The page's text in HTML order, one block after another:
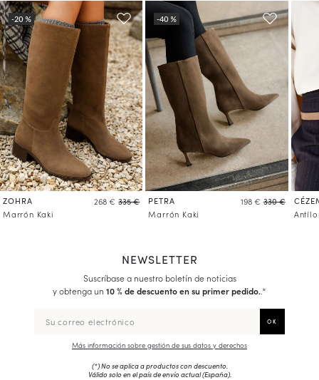
ZOHRA 268 € 335 €
Marrón Kaki
PETRA 198 € 330 €
Marrón Kaki
NEWSLETTER
Suscríbase a nuestro boletín de noticias
y obtenga un 10 % de descuento en su primer pedido..*
Más información sobre gestión de sus datos y derechos
(*) No se aplica a productos con descuento.
Válido solo en el país de envío actual (España).
Más información sobre gestión de sus datos y derechos